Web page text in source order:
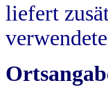
liefert